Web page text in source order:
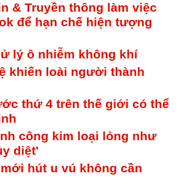
& Truyền thông làm việc
để hạn chế hiện tượng
lý ô nhiễm không khí
khiến loài người thành
thứ 4 trên thế giới có thể
công kim loại lỏng như
diệt'
hút u vú không cần